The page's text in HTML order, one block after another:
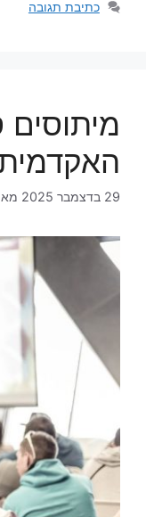
כתיבת תגובה
29 בדצמבר 2025